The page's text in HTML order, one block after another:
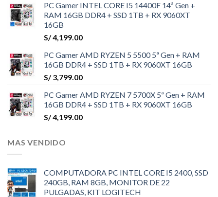
PC Gamer INTEL CORE I5 14400F 14ª Gen +
RAM 16GB DDR4 + SSD 1TB + RX 9060XT
16GB
S/4,199.00
PC Gamer AMD RYZEN 5 5500 5ª Gen + RAM
16GB DDR4 + SSD 1TB + RX 9060XT 16GB
S/3,799.00
PC Gamer AMD RYZEN 7 5700X 5ª Gen + RAM
16GB DDR4 + SSD 1TB + RX 9060XT 16GB
S/4,199.00
MAS VENDIDO
COMPUTADORA PC INTEL CORE I5 2400, SSD
240GB, RAM 8GB, MONITOR DE 22
PULGADAS, KIT LOGITECH